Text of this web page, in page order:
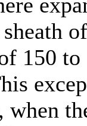
150
when